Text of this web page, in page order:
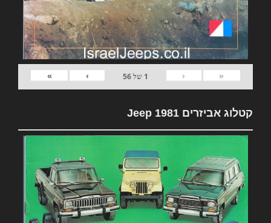
«
‹
1 של56
›
»
קטלוג אביזרים 1981 Jeep